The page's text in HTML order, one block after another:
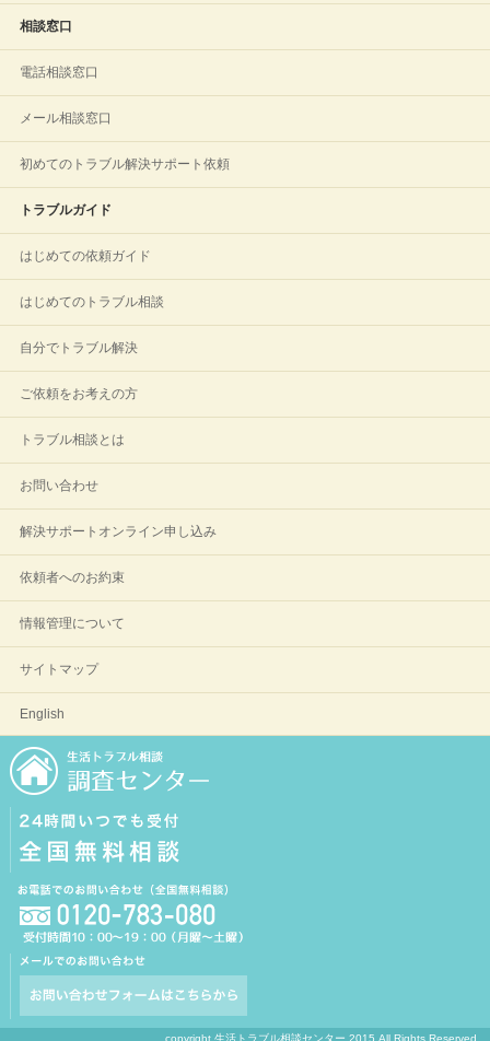
相談窓口
電話相談窓口
メール相談窓口
初めてのトラブル解決サポート依頼
トラブルガイド
はじめての依頼ガイド
はじめてのトラブル相談
自分でトラブル解決
ご依頼をお考えの方
トラブル相談とは
お問い合わせ
解決サポートオンライン申し込み
依頼者へのお約束
情報管理について
サイトマップ
English